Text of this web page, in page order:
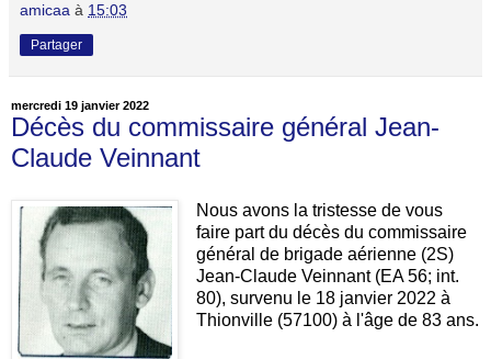
amicaa à 15:03
Partager
mercredi 19 janvier 2022
Décès du commissaire général Jean-
Claude Veinnant
Nous avons la tristesse de vous
faire part du décès du commissaire
général de brigade aérienne (2S)
Jean-Claude Veinnant (EA 56; int.
80), survenu le 18 janvier 2022 à
Thionville (57100) à l'âge de 83 ans.